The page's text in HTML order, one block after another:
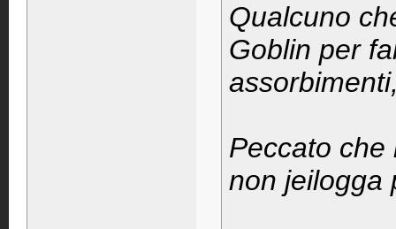
Qualcuno
Goblin per
Peccato che
non jeilogga